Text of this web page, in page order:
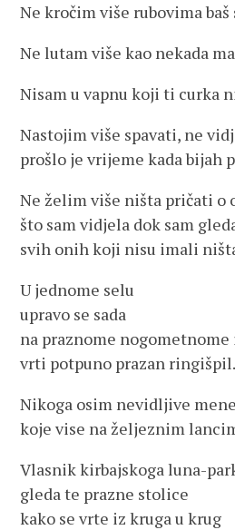
Ne kročim više rubovima
Ne lutam više kao nekada
Nisam u vapnu koji ti curka
Nastojim više spavati, ne
prošlo je vrijeme kada bijah
Ne želim više ništa pričati o
što sam vidjela dok sam
svih onih koji nisu imali
U jednome selu
upravo se sada
na praznome
vrti potpuno prazan ringišpil.
Nikoga osim nevidljive
koje vise na željeznim
Vlasnik kirbajskoga luna-
gleda te prazne stolice
kako se vrte iz kruga u krug